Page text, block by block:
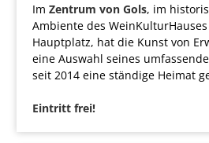
Im Zentrum von Gols, im
Ambiente des
Hauptplatz, hat die Kunst von
eine Auswahl seines
seit 2014 eine ständige Heimat
Eintritt frei!